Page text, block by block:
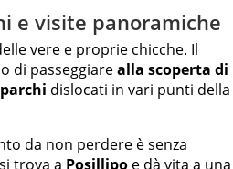
e visite panoramiche
vere e proprie chicche. Il
di passeggiarealla scoperta di
dislocati in vari punti della
da non perdere è senza
trova a Posillipo e dà vita a una